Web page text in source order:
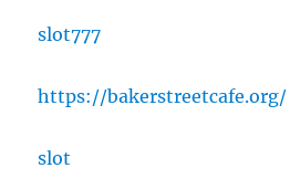
slot777
https://bakerstreetcafe.org/
slot